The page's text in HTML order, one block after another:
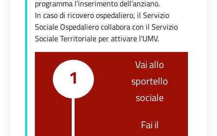
programma l’inserimento dell’anziano.
In caso di ricovero ospedaliero, il Servizio
Sociale Ospedaliero collabora con il Servizio
Sociale Territoriale per attivare l'UMV.
1
Vai allo
sportello
sociale
Fai il